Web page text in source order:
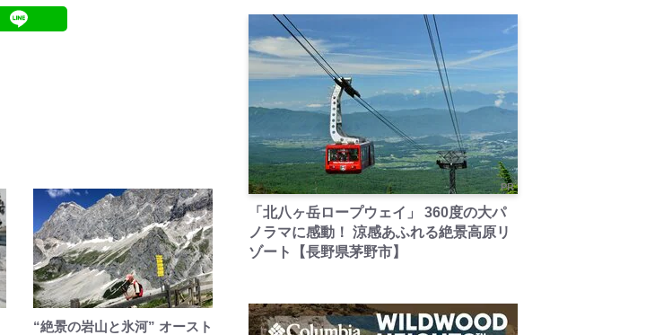
“絶景の岩山と氷河” オースト
PR
「北八ヶ岳ロープウェイ」 360度の大パ
ノラマに感動！ 涼感あふれる絶景高原リ
ゾート【長野県茅野市】